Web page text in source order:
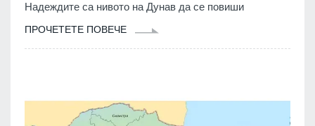
Надеждите са нивото на Дунав да се повиши
ПРОЧЕТЕТЕ ПОВЕЧЕ